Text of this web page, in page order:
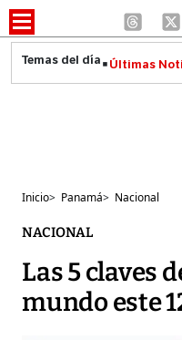
Últimas
Inicio> Panamá> Nacional
NACIONAL
Las 5 claves
mundo este